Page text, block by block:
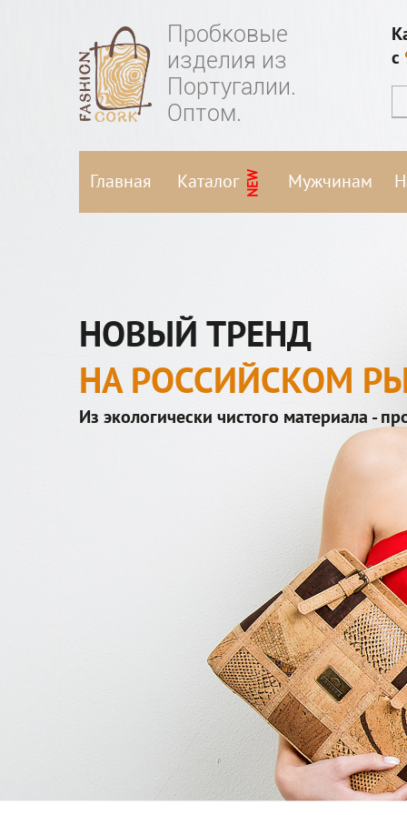
Пробковые
изделия из
Португалии.
Оптом.
c
Главная Каталог NEW Мужчинам
НОВЫЙ ТРЕНД
НА РОССИЙСКОМ
Из экологически чистого материала -